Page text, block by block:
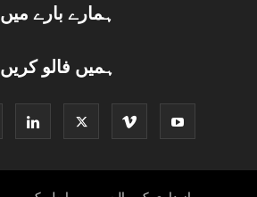
ہمارے بارے میں
ہمیں فالو کریں